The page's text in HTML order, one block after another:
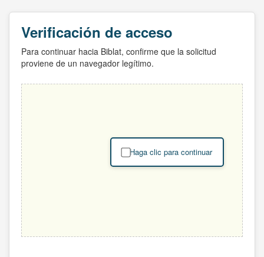
Verificación de acceso
Para continuar hacia Biblat, confirme que la solicitud
proviene de un navegador legítimo.
Haga clic para continuar